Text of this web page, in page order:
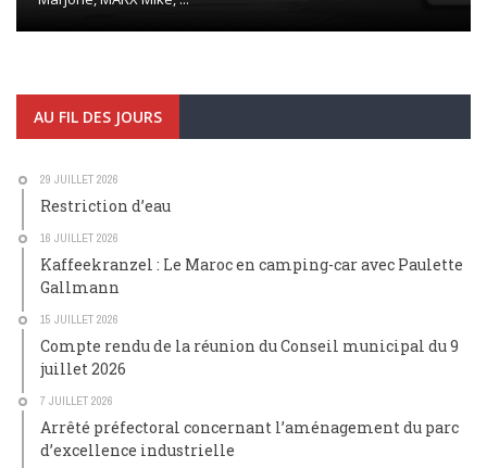
AU FIL DES JOURS
29 JUILLET 2026
Restriction d’eau
16 JUILLET 2026
Kaffeekranzel : Le Maroc en camping-car avec Paulette
Gallmann
15 JUILLET 2026
Compte rendu de la réunion du Conseil municipal du 9
juillet 2026
7 JUILLET 2026
Arrêté préfectoral concernant l’aménagement du parc
d’excellence industrielle